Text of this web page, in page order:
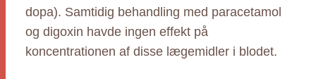
dopa). Samtidig behandling med paracetamol
og digoxin havde ingen effekt på
koncentrationen af disse lægemidler i blodet.